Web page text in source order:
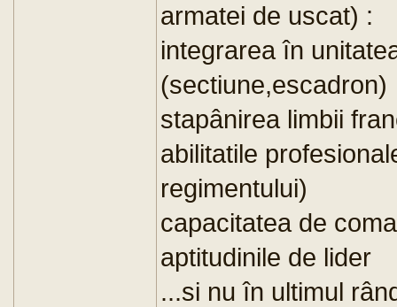
armatei de uscat) :
integrarea în
(sectiune,escadron)
stapânirea limbii
abilitatile
regimentului)
capacitatea de
aptitudinile de lider
...si nu în ultimul